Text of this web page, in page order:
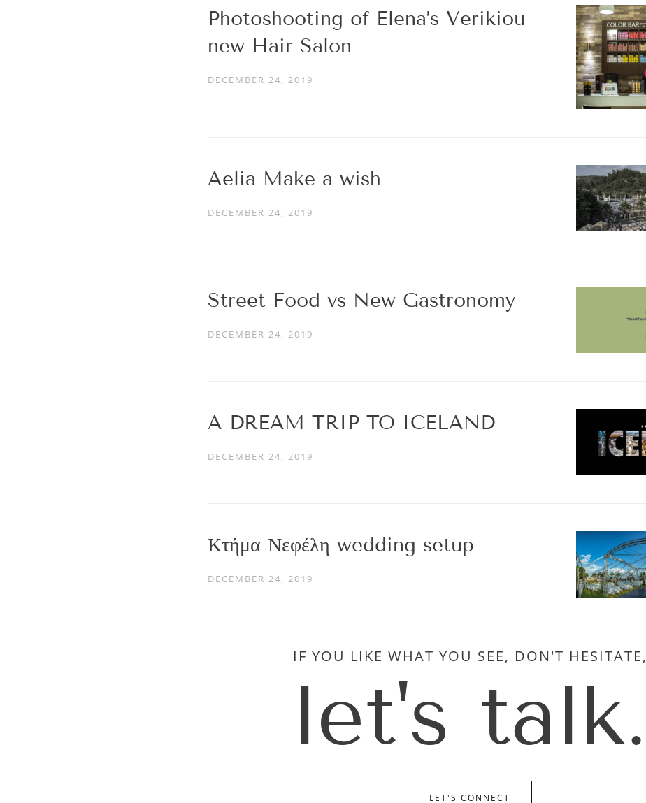
Photoshooting of Elena’s Verikiou
new Hair Salon
DECEMBER 24, 2019
Aelia Make a wish
DECEMBER 24, 2019
Street Food vs New Gastronomy
DECEMBER 24, 2019
A DREAM TRIP TO ICELAND
DECEMBER 24, 2019
Κτήμα Νεφέλη wedding setup
DECEMBER 24, 2019
IF YOU LIKE WHAT YOU SEE, DON'T HESITATE,
let's talk.
LET'S CONNECT